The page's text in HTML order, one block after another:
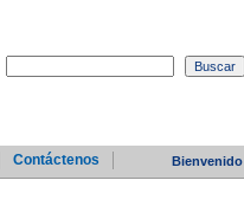
Contáctenos Bienvenido